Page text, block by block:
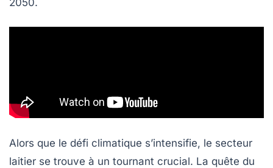
Alors que le défi climatique s’intensifie, le secteur
laitier se trouve à un tournant crucial. La quête du